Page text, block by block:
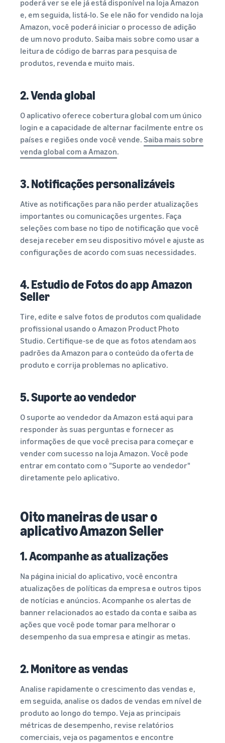
poderá ver se ele já está disponível na loja Amazon
e, em seguida, listá-lo. Se ele não for vendido na loja
Amazon, você poderá iniciar o processo de adição
de um novo produto. Saiba mais sobre como usar a
leitura de código de barras para pesquisa de
produtos, revenda e muito mais.
2. Venda global
O aplicativo oferece cobertura global com um único
login e a capacidade de alternar facilmente entre os
países e regiões onde você vende. Saiba mais sobre
venda global com a Amazon.
3. Notificações personalizáveis
Ative as notificações para não perder atualizações
importantes ou comunicações urgentes. Faça
seleções com base no tipo de notificação que você
deseja receber em seu dispositivo móvel e ajuste as
configurações de acordo com suas necessidades.
4. Estudio de Fotos do app Amazon
Seller
Tire, edite e salve fotos de produtos com qualidade
profissional usando o Amazon Product Photo
Studio. Certifique-se de que as fotos atendam aos
padrões da Amazon para o conteúdo da oferta de
produto e corrija problemas no aplicativo.
5. Suporte ao vendedor
O suporte ao vendedor da Amazon está aqui para
responder às suas perguntas e fornecer as
informações de que você precisa para começar e
vender com sucesso na loja Amazon. Você pode
entrar em contato com o "Suporte ao vendedor"
diretamente pelo aplicativo.
Oito maneiras de usar o
aplicativo Amazon Seller
1. Acompanhe as atualizações
Na página inicial do aplicativo, você encontra
atualizações de políticas da empresa e outros tipos
de notícias e anúncios. Acompanhe os alertas de
banner relacionados ao estado da conta e saiba as
ações que você pode tomar para melhorar o
desempenho da sua empresa e atingir as metas.
2. Monitore as vendas
Analise rapidamente o crescimento das vendas e,
em seguida, analise os dados de vendas em nível de
produto ao longo do tempo. Veja as principais
métricas de desempenho, revise relatórios
comerciais, veja os pagamentos e encontre